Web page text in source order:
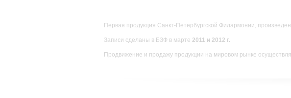
Первая продукция Санкт-Петербургской Филармонии,
Записи сделаны в БЗФ в марте 2011 и 2012 г.
Продвижение и продажу продукции на мировом рынке